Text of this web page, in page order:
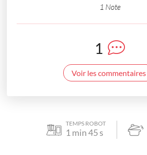
1 Note
1
Voir les commentaires
TEMPS ROBOT
1 min45 s